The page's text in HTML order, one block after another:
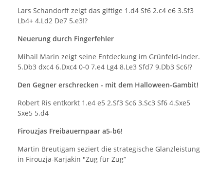
Lars Schandorff zeigt das giftige 1.d4 Sf6 2.c4 e6 3.Sf3
Lb4+ 4.Ld2 De7 5.e3!?
Neuerung durch Fingerfehler
Mihail Marin zeigt seine Entdeckung im Grünfeld-Inder.
5.Db3 dxc4 6.Dxc4 0-0 7.e4 Lg4 8.Le3 Sfd7 9.Db3 Sc6!?
Den Gegner erschrecken - mit dem Halloween-Gambit!
Robert Ris entkorkt 1.e4 e5 2.Sf3 Sc6 3.Sc3 Sf6 4.Sxe5
Sxe5 5.d4
Firouzjas Freibauernpaar a5-b6!
Martin Breutigam seziert die strategische Glanzleistung
in Firouzja-Karjakin "Zug für Zug“